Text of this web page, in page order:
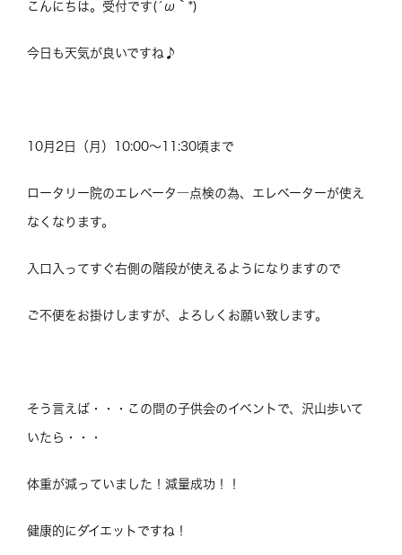
こんにちは。受付です(´ω｀*)
今日も天気が良いですね♪
10月2日（月）10:00～11:30頃まで
ロータリー院のエレベータ―点検の為、エレベーターが使え
なくなります。
入口入ってすぐ右側の階段が使えるようになりますので
ご不便をお掛けしますが、よろしくお願い致します。
そう言えば・・・この間の子供会のイベントで、沢山歩いて
いたら・・・
体重が減っていました！減量成功！！
健康的にダイエットですね！